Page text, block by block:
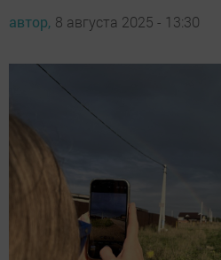
автор, 8 августа 2025 - 13:30